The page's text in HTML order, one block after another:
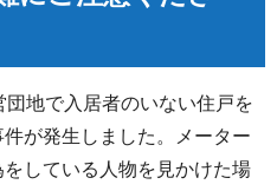
地で入居者のいない住戸を
が発生しました。メーター
している人物を見かけた場